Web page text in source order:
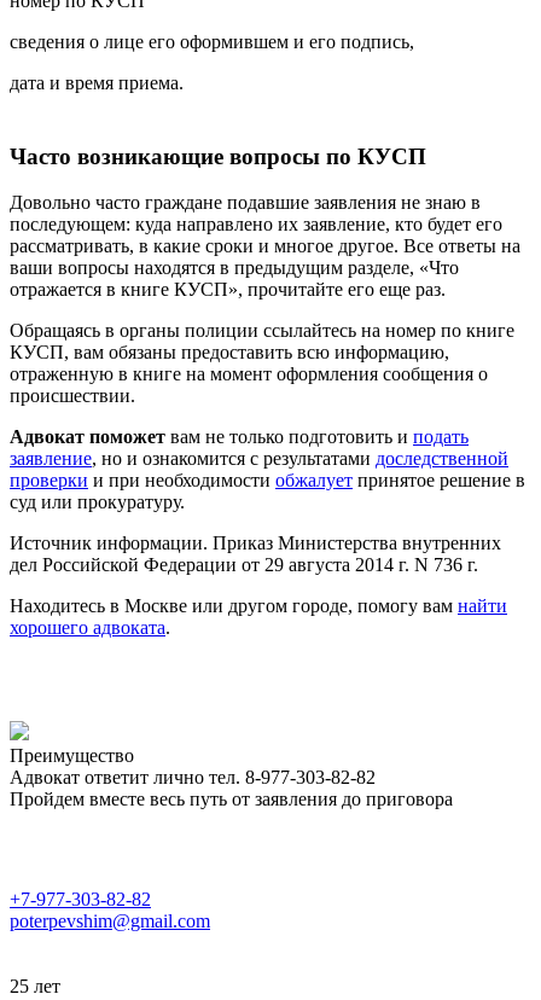
сведения о лице его оформившем и его подпись,
дата и время приема.
Часто возникающие вопросы по КУСП
Довольно часто граждане подавшие заявления не знаю в
последующем: куда направлено их заявление, кто будет его
рассматривать, в какие сроки и многое другое. Все ответы на
ваши вопросы находятся в предыдущим разделе, «Что
отражается в книге КУСП», прочитайте его еще раз.
Обращаясь в органы полиции ссылайтесь на номер по книге
КУСП, вам обязаны предоставить всю информацию,
отраженную в книге на момент оформления сообщения о
происшествии.
Адвокат поможет вам не только подготовить и подать
заявление, но и ознакомится с результатами доследственной
проверки и при необходимости обжалует принятое решение в
суд или прокуратуру.
Источник информации. Приказ Министерства внутренних
дел Российской Федерации от 29 августа 2014 г. N 736 г.
Находитесь в Москве или другом городе, помогу вам найти
хорошего адвоката.
Преимущество
Адвокат ответит лично тел. 8-977-303-82-82
Пройдем вместе весь путь от заявления до приговора
+7-977-303-82-82
poterpevshim@gmail.com
25 лет